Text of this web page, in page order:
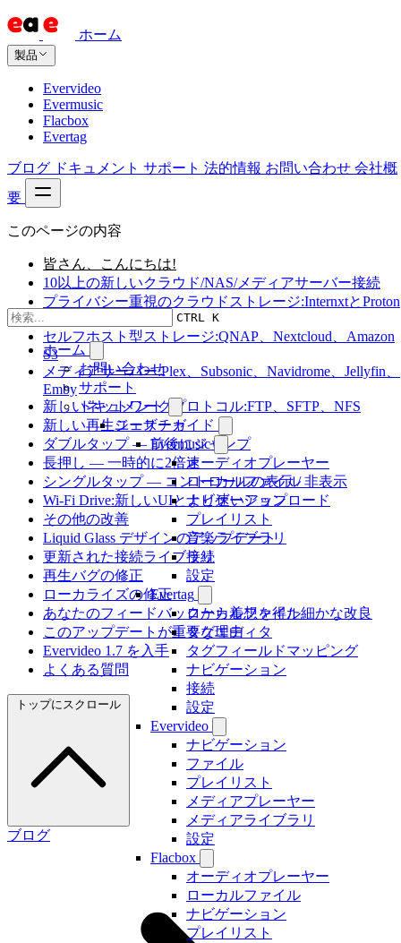
ホーム
製品
Evervideo
Evermusic
Flacbox
Evertag
ブログ ドキュメント サポート 法的情報 お問い合わせ 会社概
要
CTRL K
ホーム
お問い合わせ
サポート
ドキュメント
ユーザーガイド
Evermusic
オーディオプレーヤー
ローカルファイル
ナビゲーション
プレイリスト
音楽ライブラリ
接続
設定
Evertag
ローカルファイル
タグエディタ
タグフィールドマッピング
ナビゲーション
接続
設定
Evervideo
ナビゲーション
ファイル
プレイリスト
メディアプレーヤー
メディアライブラリ
設定
Flacbox
オーディオプレーヤー
ローカルファイル
ナビゲーション
プレイリスト
このページの内容
皆さん、こんにちは!
10以上の新しいクラウド/NAS/メディアサーバー接続
プライバシー重視のクラウドストレージ:InternxtとProton
Drive
セルフホスト型ストレージ:QNAP、Nextcloud、Amazon
S3
メディアサーバー:Plex、Subsonic、Navidrome、Jellyfin、
Emby
新しいネットワークプロトコル:FTP、SFTP、NFS
新しい再生ジェスチャ
ダブルタップ — 前後にジャンプ
長押し — 一時的に2倍速
シングルタップ — コントロールの表示 / 非表示
Wi-Fi Drive:新しいUIとより速いアップロード
その他の改善
Liquid Glass デザインのアップデート
更新された接続ライブラリ
再生バグの修正
ローカライズの修正
あなたのフィードバックから着想を得た細かな改良
このアップデートが重要な理由
Evervideo 1.7 を入手
よくある質問
トップにスクロール
ブログ